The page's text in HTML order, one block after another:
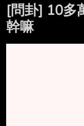
[問卦] 10多
幹嘛